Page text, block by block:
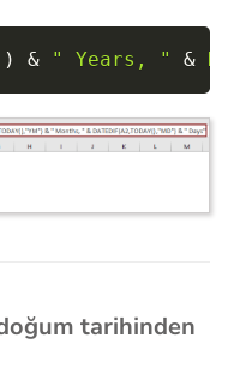
) & " Years, " &
Copy
tarihinden